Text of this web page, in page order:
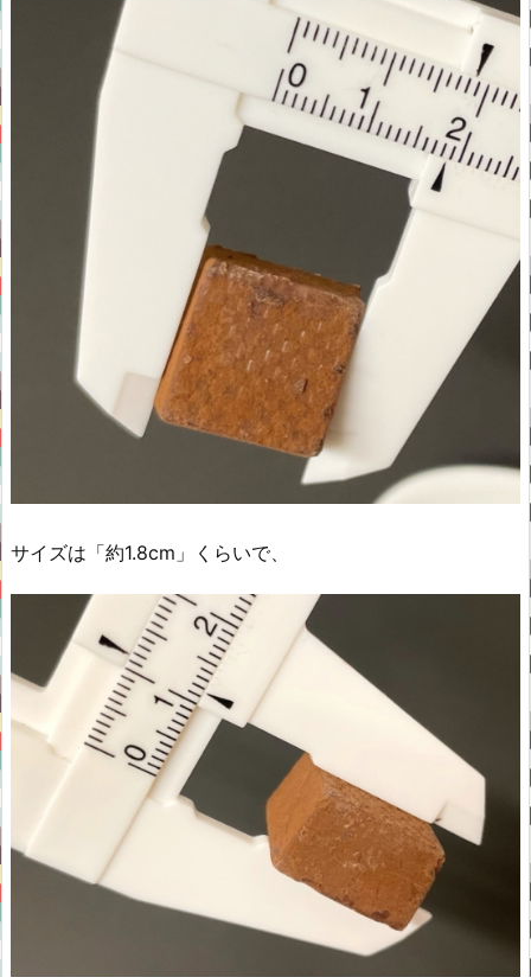
サイズは「約1.8cm」くらいで、